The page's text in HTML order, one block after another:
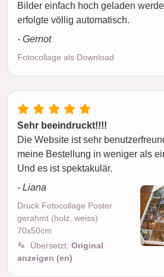
Bilder einfach hoch geladen
erfolgte völlig automatisch.
- Gernot
Fotocollage als Download
Sehr beeindruckt!!!!
Die Website ist sehr
meine Bestellung in weniger als
Und es ist spektakulär.
- Liana
Druck Fotocollage Poster
gerahmt (holz, weiss)
70x50cm
Übersetzt: Original
anzeigen (en)